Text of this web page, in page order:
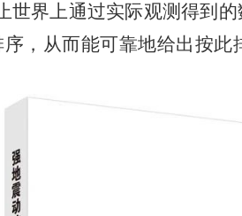
世界上通过实际观测得到
，从而能可靠地给出按